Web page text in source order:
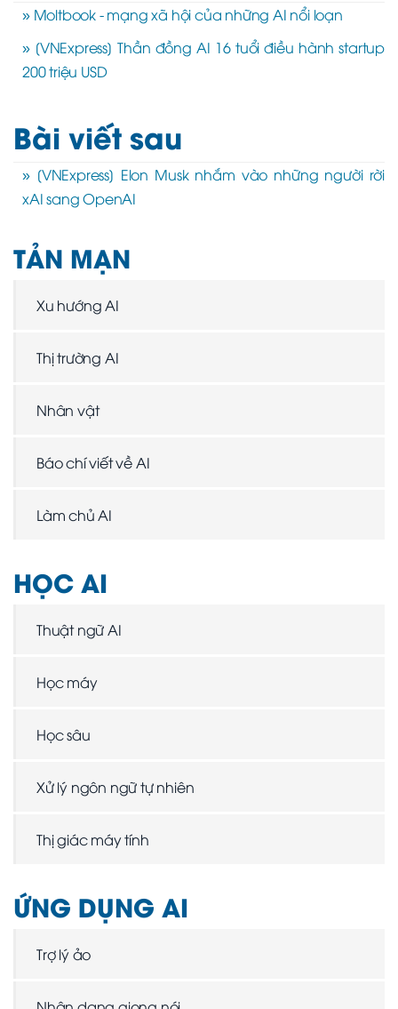
» Moltbook - mạng xã hội của những AI nổi loạn
» [VNExpress] Thần đồng AI 16 tuổi điều hành startup
200 triệu USD
Bài viết sau
» [VNExpress] Elon Musk nhắm vào những người rời
xAI sang OpenAI
TẢN MẠN
Xu hướng AI
Thị trường AI
Nhân vật
Báo chí viết về AI
Làm chủ AI
HỌC AI
Thuật ngữ AI
Học máy
Học sâu
Xử lý ngôn ngữ tự nhiên
Thị giác máy tính
ỨNG DỤNG AI
Trợ lý ảo